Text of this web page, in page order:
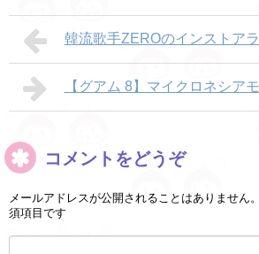
韓流歌手ZEROのインストア
【グアム 8】マイクロネシア
コメントをどうぞ
メールアドレスが公開されることはありません。
須項目です